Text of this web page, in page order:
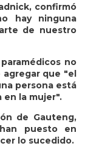
confirmó
hay ninguna
de nuestro
no
que "el
persona está
en la mujer".
de Gauteng,
puesto en
lo sucedido.